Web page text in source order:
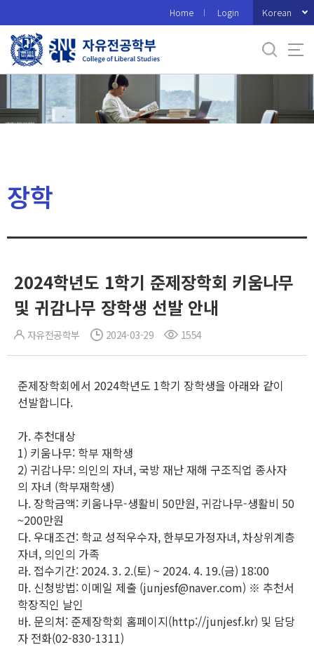
로
메
Home Login Korean
장학
2024학년도 1학기 준제장학회 키움나무
및 귀감나무 장학생 선발 안내
자유전공학부 2024-03-29 1554
준제장학회에서 2024학년도 1학기 장학생을 아래와 같이
선발합니다.
가. 추천대상
1) 키움나무: 학부 재학생
2) 귀감나무: 의인의 자녀, 국방 재난 재해 구조직업 종사자
의 자녀 (학부재학생)
나. 장학금액: 키움나무-생활비 50만원, 귀감나무-생활비 50
~200만원
다. 우대조건: 학교 성적우수자, 한부모가정자녀, 차상위계층
자녀, 의인의 가족
라. 접수기간: 2024. 3. 2.(토) ~ 2024. 4. 19.(금) 18:00
마. 신청방법: 이메일 제출 (junjesf@naver.com) ※ 추천서
학장직인 날인
바. 문의처: 준제장학회 홈페이지(http://junjesf.kr) 및 담당
자 전화(02-830-1311)